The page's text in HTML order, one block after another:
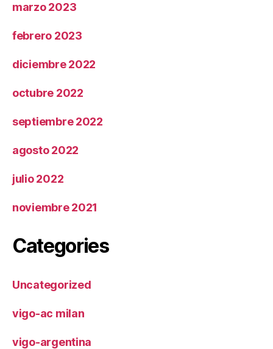
marzo 2023
febrero 2023
diciembre 2022
octubre 2022
septiembre 2022
agosto 2022
julio 2022
noviembre 2021
Categories
Uncategorized
vigo-ac milan
vigo-argentina